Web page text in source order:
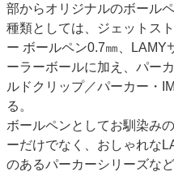
部からオリジナルのボール
種類としては、ジェットス
ー ボールペン0.7㎜、
ーラーボールに加え、パー
ルドクリップ／パーカー・
る。
ボールペンとしてお馴染み
ーだけでなく、おしゃれな
のあるパーカーシリーズな